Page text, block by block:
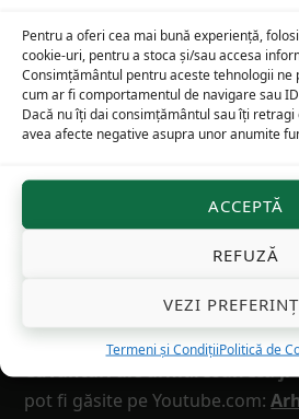
Pentru a oferi cea mai bună experiență,
cookie-uri, pentru a stoca și/sau accesa
Consimțământul pentru aceste tehnologii ne
cum ar fi comportamentul de navigare sau
Dacă nu îți dai consimțământul sau îți
avea afecte negative asupra unor anumite
ACCEPTĂ
REFUZĂ
VEZI
Termeni și CondițiiPolitică de
De altundeva, Revelația
75lei
Cuvântări arhid. Ioan Ică jr
Cuvântări ale arhid. Ioan Ică jr
pot fi găsite pe Youtube.com: